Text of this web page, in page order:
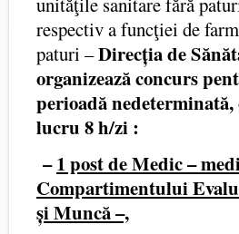
respectiv a funcţiei de
paturi –Direcția de
organizează concurs
perioadă
lucru 8 h/zi :
–1 post de Medic –
Compartimentului
și Muncă –,